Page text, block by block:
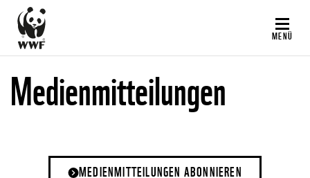
Direkt
zum
Inhalt
MENÜ
Medienmitteilungen
MEDIENMITTEILUNGEN ABONNIEREN